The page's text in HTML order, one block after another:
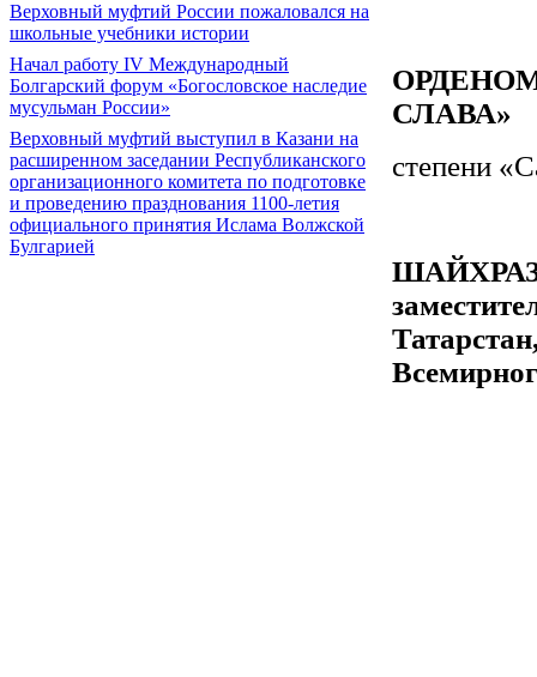
Верховный муфтий России пожаловался на
школьные учебники истории
Начал работу IV Международный
Болгарский форум «Богословское наследие
мусульман России»
Верховный муфтий выступил в Казани на
расширенном заседании Республиканского
организационного комитета по подготовке
и проведению празднования 1100-летия
официального принятия Ислама Волжской
Булгарией
СЛАВА»
степени